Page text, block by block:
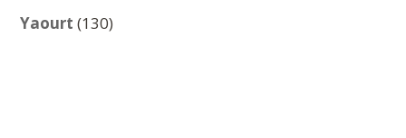
produits
Yaourt 130130